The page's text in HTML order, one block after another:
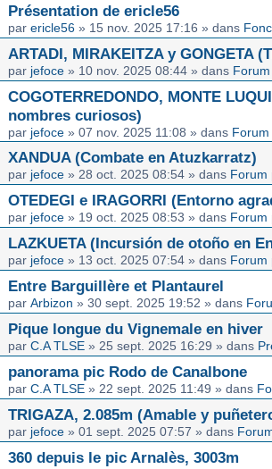
Présentation de ericle56
par ericle56 » 15 nov. 2025 17:16 » dans
ARTADI, MIRAKEITZA y GONGETA
par jefoce » 10 nov. 2025 08:44 » dans
COGOTERREDONDO, MONTE
nombres curiosos)
par jefoce » 07 nov. 2025 11:08 » dans
XANDUA (Combate en Atuzkarratz)
par jefoce » 28 oct. 2025 08:54 » dans Forum
OTEDEGI e IRAGORRI (Entorno
par jefoce » 19 oct. 2025 08:53 » dans Forum
LAZKUETA (Incursión de otoño en
par jefoce » 13 oct. 2025 07:54 » dans Forum
Entre Barguillère et Plantaurel
par Arbizon » 30 sept. 2025 19:52 » dans
Pique longue du Vignemale en hiver
par C.A TLSE » 25 sept. 2025 16:29 » dans
panorama pic Rodo de Canalbone
par C.A TLSE » 22 sept. 2025 11:49 » dans
TRIGAZA, 2.085m (Amable y
par jefoce » 01 sept. 2025 07:57 » dans
360 depuis le pic Arnalès, 3003m